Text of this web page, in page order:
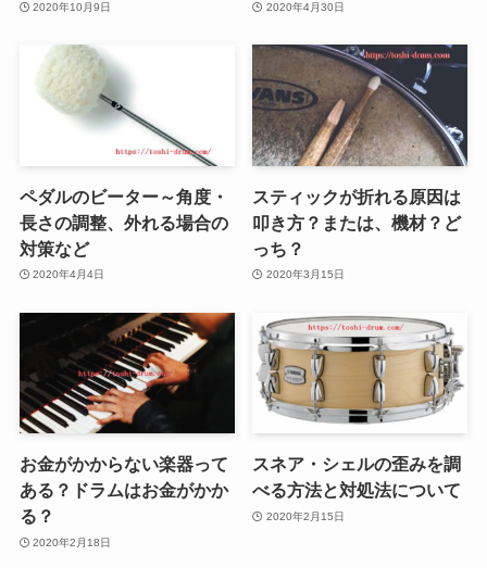
2020年10月9日 2020年4月30日
ペダルのビーター～角度・
長さの調整、外れる場合の
対策など
2020年4月4日
スティックが折れる原因は
叩き方？または、機材？ど
っち？
2020年3月15日
お金がかからない楽器って
ある？ドラムはお金がかか
る？
2020年2月18日
スネア・シェルの歪みを調
べる方法と対処法について
2020年2月15日